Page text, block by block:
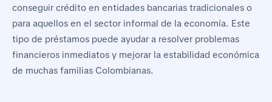
conseguir crédito en entidades bancarias tradicionales o
para aquellos en el sector informal de la economía. Este
tipo de préstamos puede ayudar a resolver problemas
financieros inmediatos y mejorar la estabilidad económica
de muchas familias Colombianas.